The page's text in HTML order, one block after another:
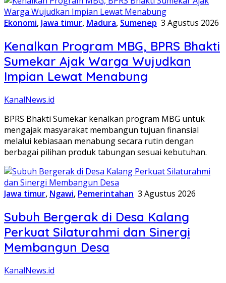
Ekonomi, Jawa timur, Madura, Sumenep 3 Agustus 2026
Kenalkan Program MBG, BPRS Bhakti
Sumekar Ajak Warga Wujudkan
Impian Lewat Menabung
KanalNews.id
BPRS Bhakti Sumekar kenalkan program MBG untuk
mengajak masyarakat membangun tujuan finansial
melalui kebiasaan menabung secara rutin dengan
berbagai pilihan produk tabungan sesuai kebutuhan.
Jawa timur, Ngawi, Pemerintahan 3 Agustus 2026
Subuh Bergerak di Desa Kalang
Perkuat Silaturahmi dan Sinergi
Membangun Desa
KanalNews.id